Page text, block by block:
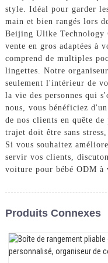
style. Idéal pour garder
main et bien rangés lors
Beijing Ulike Technology
vente en gros adaptées à
comprend de multiples
lingettes. Notre
seulement l'intérieur de
la vie des personnes qui
nous, vous bénéficiez
de nos clients en quête
trajet doit être sans
Si vous souhaitez
servir vos clients,
voiture pour bébé ODM
Produits Connexes